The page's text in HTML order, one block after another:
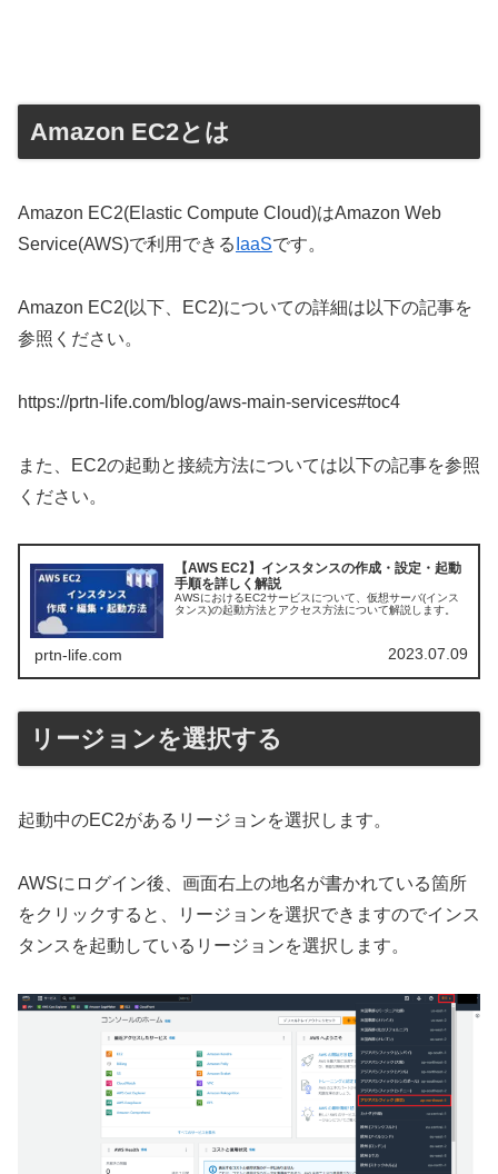
Amazon EC2とは
Amazon EC2(Elastic Compute Cloud)はAmazon Web
Service(AWS)で利用できる IaaSです。
Amazon EC2(以下、EC2)についての詳細は以下の記事を
参照ください。
https://prtn-life.com/blog/aws-main-services#toc4
また、EC2の起動と接続方法については以下の記事を参照
ください。
【AWS EC2】インスタンスの作成・設定・起動
手順を詳しく解説
AWSにおけるEC2サービスについて、仮想サーバ(インス
タンス)の起動方法とアクセス方法について解説します。
prtn-life.com 2023.07.09
リージョンを選択する
起動中のEC2があるリージョンを選択します。
AWSにログイン後、画面右上の地名が書かれている箇所
をクリックすると、リージョンを選択できますのでインス
タンスを起動しているリージョンを選択します。